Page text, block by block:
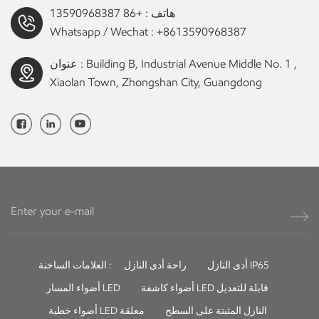
ضروريًا لخلق بيئة فيلا مذهلة ومتناغمة. إضاءة ليد من إضاءة سينلامب يوفر
كفاءة الطاقة والمتانة والتنوع والصداقة للبيئة، مما يجعله خيارًا مثاليًا لإبراز
الطبيعي، والتحكم في الإضاءة للحصول على حل إضاءة كامل ومخصص
يلبي المتطلبات الفريدة لفيلتك.
هاتف :+86 13590968387
Whatsapp / Wechat : +8613590968387
عنوان : Building B, Industrial Avenue Middle No. 1 ,
Xiaolan Town, Zhongshan City, Guangdong
العلامات الساخنة : راحة أدى النازل
أدى النازل IP65
أضواء المسار LED
أضواء كاشفة LED قابلة للتعديل
أضواء خطية LED معلقة
النازل المثبتة على السطح